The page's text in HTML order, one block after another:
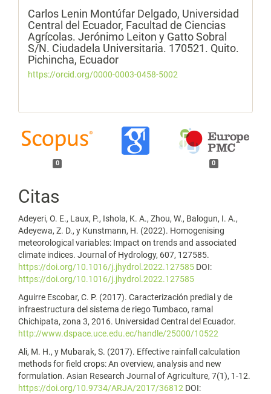
Carlos Lenin Montúfar Delgado, Universidad
Central del Ecuador, Facultad de Ciencias
Agrícolas. Jerónimo Leiton y Gatto Sobral
S/N. Ciudadela Universitaria. 170521. Quito.
Pichincha, Ecuador
https://orcid.org/0000-0003-0458-5002
0 0
Citas
Adeyeri, O. E., Laux, P., Ishola, K. A., Zhou, W., Balogun, I. A.,
Adeyewa, Z. D., y Kunstmann, H. (2022). Homogenising
meteorological variables: Impact on trends and associated
climate indices. Journal of Hydrology, 607, 127585.
https://doi.org/10.1016/j.jhydrol.2022.127585 DOI:
https://doi.org/10.1016/j.jhydrol.2022.127585
Aguirre Escobar, C. P. (2017). Caracterización predial y de
infraestructura del sistema de riego Tumbaco, ramal
Chichipata, zona 3, 2016. Universidad Central del Ecuador.
http://www.dspace.uce.edu.ec/handle/25000/10522
Ali, M. H., y Mubarak, S. (2017). Effective rainfall calculation
methods for field crops: An overview, analysis and new
formulation. Asian Research Journal of Agriculture, 7(1), 1-12.
https://doi.org/10.9734/ARJA/2017/36812 DOI: